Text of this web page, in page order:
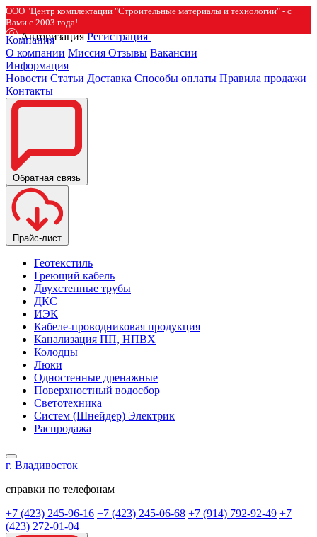
ООО "Центр комплектации "Строительные материалы и технологии" - с
Вами с 2003 года!
Авторизация Регистрация
Компания
О компании Миссия Отзывы Вакансии
Информация
Новости Статьи Доставка Способы оплаты Правила продажи
Контакты
Обратная связь
Прайс-лист
Геотекстиль
Греющий кабель
Двухстенные трубы
ДКС
ИЭК
Кабеле-проводниковая продукция
Канализация ПП, НПВХ
Колодцы
Люки
Одностенные дренажные
Поверхностный водосбор
Светотехника
Систем (Шнейдер) Электрик
Распродажа
г. Владивосток
справки по телефонам
+7 (423) 245-96-16 +7 (423) 245-06-68 +7 (914) 792-92-49 +7
(423) 272-01-04